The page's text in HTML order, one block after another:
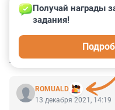
КОММЕНТАРИИ 5
ROMUALD
Получай награды
задания!
13 декабря 2021, 14:19